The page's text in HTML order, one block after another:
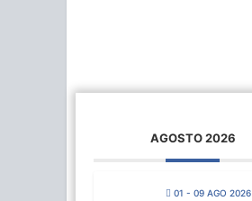
AGOSTO 2026
01 - 09 AGO 2026